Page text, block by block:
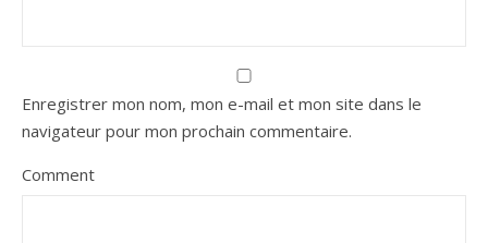
Enregistrer mon nom, mon e-mail et mon site dans le
navigateur pour mon prochain commentaire.
Comment